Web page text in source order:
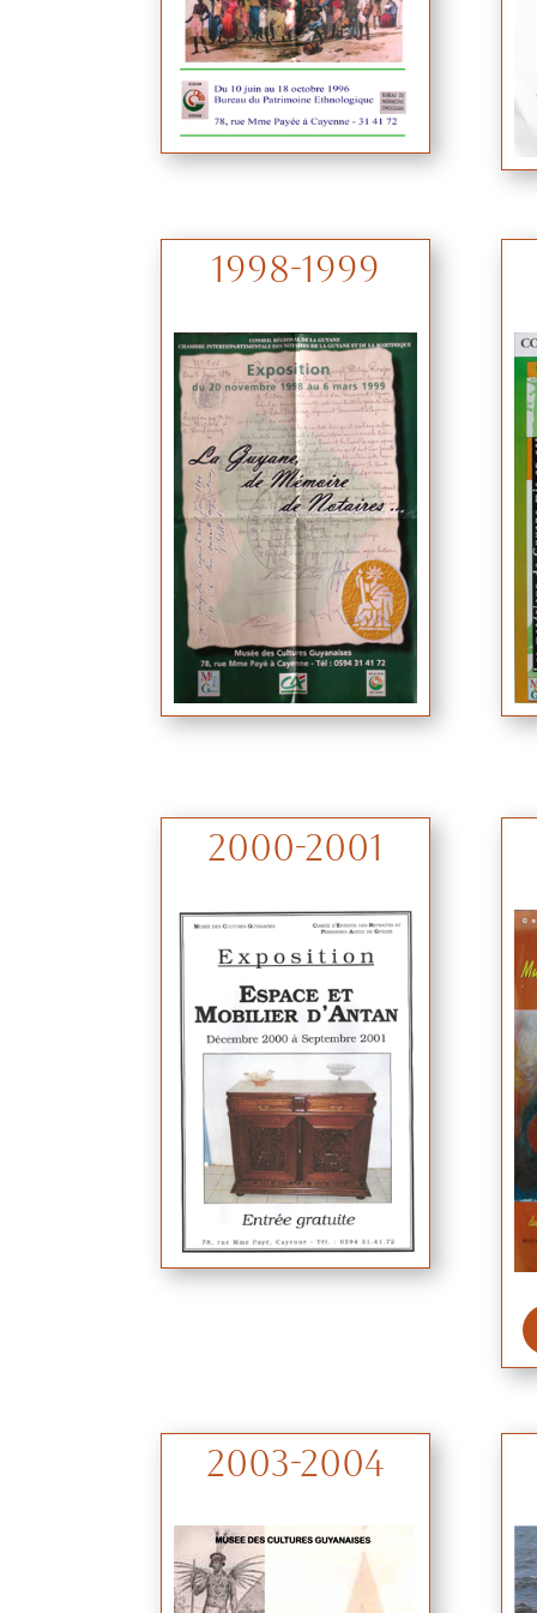
1998-1999
2000-2001
2003-2004